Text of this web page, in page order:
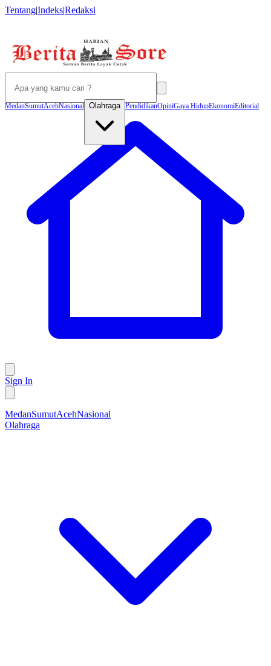
Tentang|Indeks|Redaksi
MedanSumutAcehNasional Olahraga PendidikanOpiniGaya HidupEkonomiEditorial
Sign In
MedanSumutAcehNasional
Olahraga